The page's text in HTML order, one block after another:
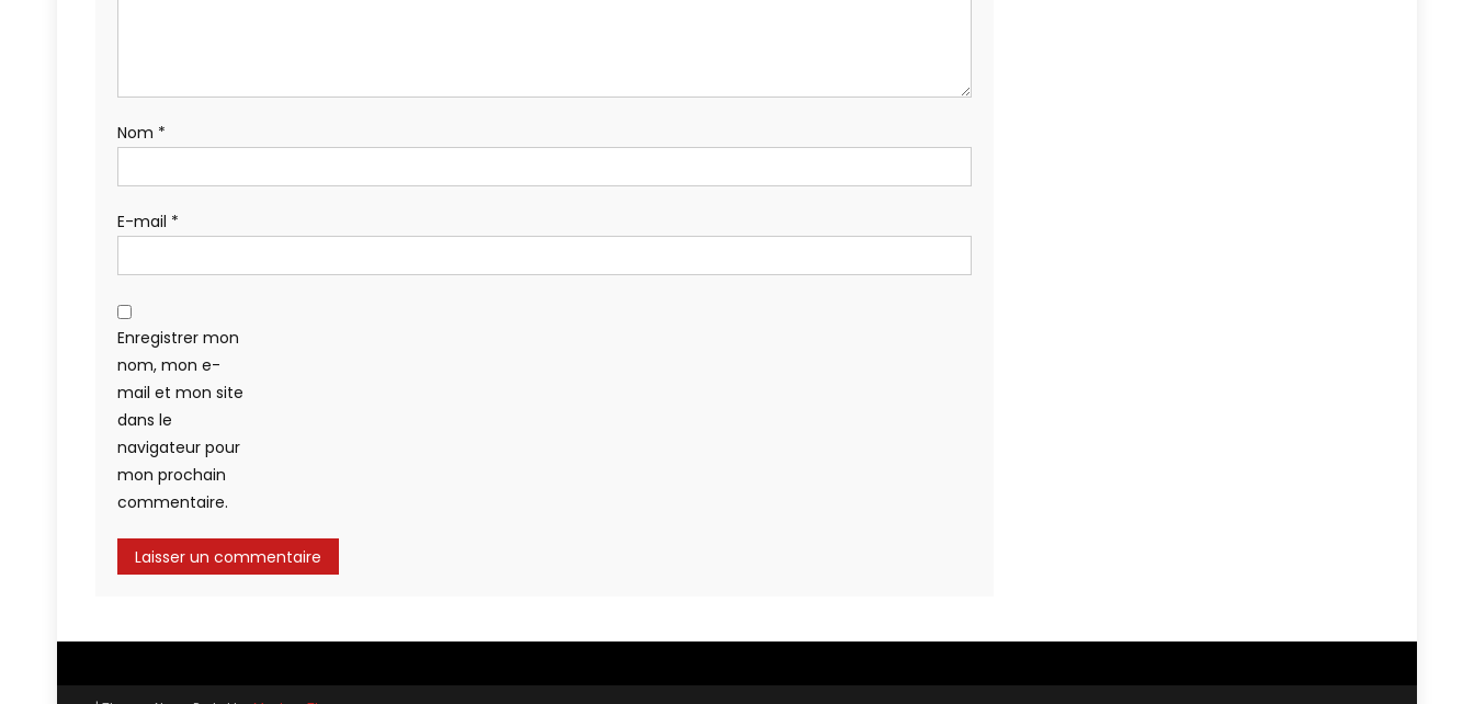
Nom *
E-mail *
Enregistrer mon
nom, mon e-
mail et mon site
dans le
navigateur pour
mon prochain
commentaire.